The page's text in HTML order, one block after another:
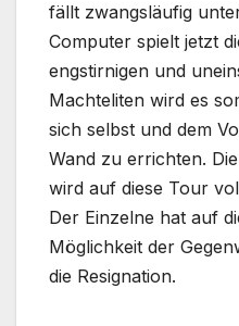
fällt zwangsläufig
Computer spielt jetzt
engstirnigen und
Machteliten wird es
sich selbst und dem
Wand zu errichten.
wird auf diese Tour
Der Einzelne hat auf
Möglichkeit der
die Resignation.